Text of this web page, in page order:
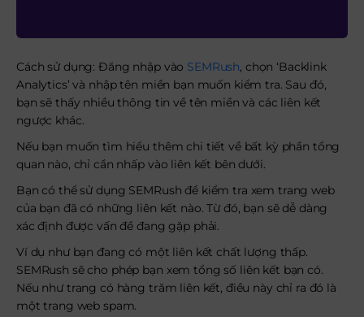
Cách sử dụng: Đăng nhập vào SEMRush, chọn ‘Backlink
Analytics’ và nhập tên miền bạn muốn kiểm tra. Sau đó,
bạn sẽ thấy nhiều thông tin về tên miền và các liên kết
ngược khác.
Nếu bạn muốn tìm hiểu thêm chi tiết về bất kỳ phần tổng
quan nào, chỉ cần nhấp vào liên kết bên dưới.
Bạn có thể sử dụng SEMRush để kiểm tra xem trang web
của bạn đã có những liên kết nào. Từ đó, bạn sẽ dễ dàng
xác định được vấn đề đang gặp phải.
Ví dụ như bạn đang có một liên kết chất lượng thấp.
SEMRush sẽ cho phép bạn xem tổng số liên kết bạn có.
Nếu như trang có hàng trăm liên kết, điều này chỉ ra đó là
một trang web spam.